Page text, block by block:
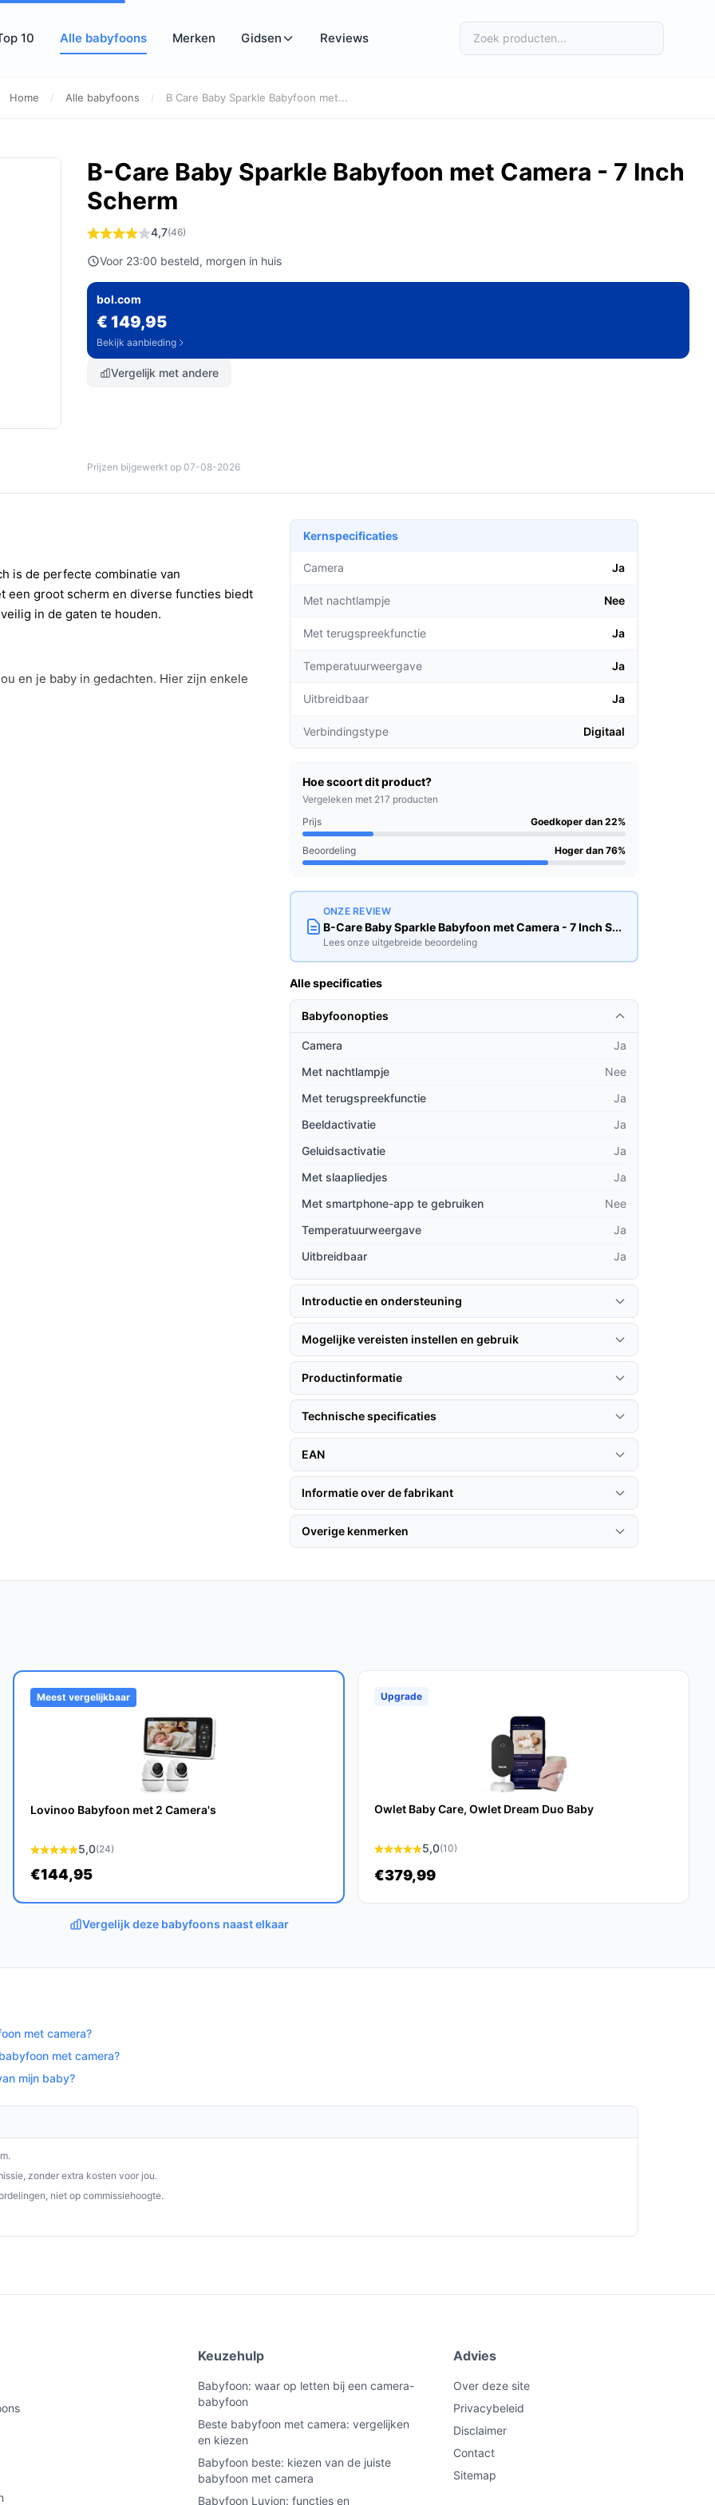
10 Alle babyfoons Merken Gidsen Reviews
Home / Alle babyfoons / B Care Baby Sparkle Babyfoon met...
B-Care Baby Sparkle Babyfoon met Camera - 7 Inch
Scherm
4,7(46)
Voor 23:00 besteld, morgen in huis
bol.com
€ 149,95
Bekijk aanbieding
Vergelijk met andere
Prijzen bijgewerkt op 07-08-2026
is de perfecte combinatie van
een groot scherm en diverse functies biedt
in de gaten te houden.
en je baby in gedachten. Hier zijn enkele
camera en de mogelijkheid om meerdere
uitstekende keuze vergeleken met veel
biedt een scala aan functies die het
ontwerp en
bewust wat perfect past bij jouw
Kernspecificaties
Camera Ja
Met nachtlampje Nee
Met terugspreekfunctie Ja
Temperatuurweergave Ja
Uitbreidbaar Ja
Verbindingstype Digitaal
Hoe scoort dit product?
Vergeleken met 217 producten
Prijs
Goedkoper dan 22%
Beoordeling Hoger dan 76%
ONZE REVIEW
B-Care Baby Sparkle Babyfoon met Camera - 7 Inch S...
Lees onze uitgebreide beoordeling
Alle specificaties
Babyfoonopties
Camera
Ja
Met nachtlampje
Nee
Met terugspreekfunctie
Ja
Beeldactivatie
Ja
Geluidsactivatie
Ja
Met slaapliedjes
Ja
Met smartphone-app te gebruiken
Nee
Temperatuurweergave
Ja
Uitbreidbaar
Ja
Introductie en ondersteuning
Mogelijke vereisten instellen en gebruik
Productinformatie
Technische specificaties
EAN
Informatie over de fabrikant
Overige kenmerken
Meest vergelijkbaar
Lovinoo Babyfoon met 2 Camera's
5,0(24)
€144,95
Upgrade
Owlet Baby Care, Owlet Dream Duo Baby
5,0(10)
€379,99
Vergelijk deze babyfoons naast elkaar
met camera?
met camera?
mijn baby?
zonder extra kosten voor jou.
niet op commissiehoogte.
Keuzehulp
Babyfoon: waar op letten bij een camera-
babyfoon
Beste babyfoon met camera: vergelijken
en kiezen
Babyfoon beste: kiezen van de juiste
babyfoon met camera
Babyfoon Luvion: functies en
Advies
Over deze site
Privacybeleid
Disclaimer
Contact
Sitemap